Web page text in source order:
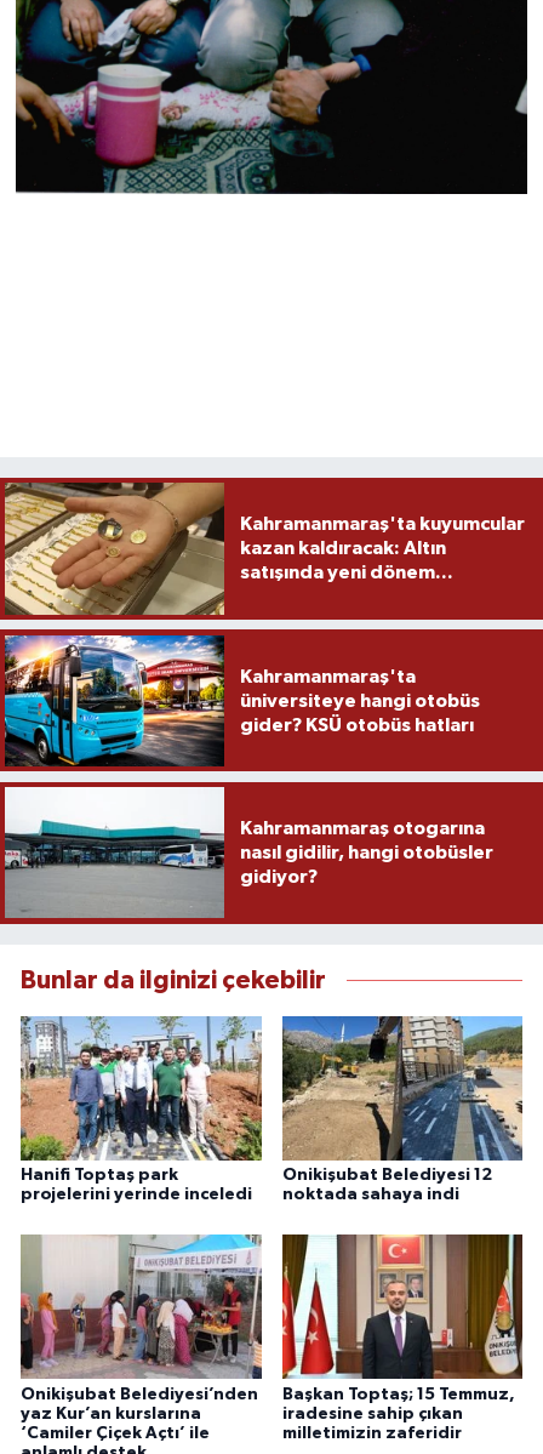
Kahramanmaraş'ta kuyumcular
kazan kaldıracak: Altın
satışında yeni dönem...
Kahramanmaraş'ta
üniversiteye hangi otobüs
gider? KSÜ otobüs hatları
Kahramanmaraş otogarına
nasıl gidilir, hangi otobüsler
gidiyor?
Bunlar da ilginizi çekebilir
Hanifi Toptaş park
projelerini yerinde inceledi
Onikişubat Belediyesi 12
noktada sahaya indi
Onikişubat Belediyesi’nden
yaz Kur’an kurslarına
‘Camiler Çiçek Açtı’ ile
Başkan Toptaş; 15 Temmuz,
iradesine sahip çıkan
milletimizin zaferidir